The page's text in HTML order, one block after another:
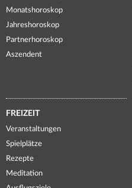
Monatshoroskop
Jahreshoroskop
Partnerhoroskop
Aszendent
FREIZEIT
Veranstaltungen
Spielplätze
Rezepte
Meditation